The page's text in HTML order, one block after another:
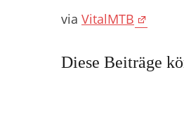
via VitalMTB
Diese Beiträge